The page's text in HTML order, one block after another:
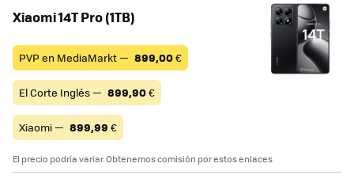
Xiaomi 14T Pro (1TB)
PVP en MediaMarkt — 899,00€
El Corte Inglés — 899,90€
Xiaomi — 899,99 €
El precio podría variar. Obtenemos comisión por estos enlaces